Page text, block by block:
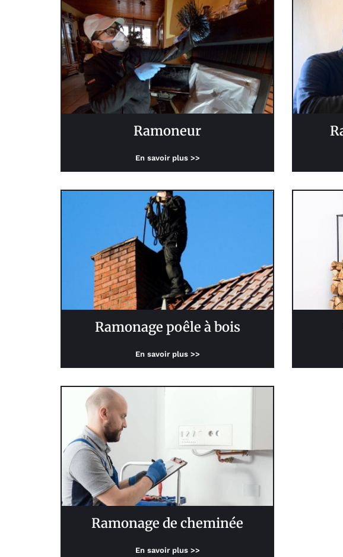
Ramoneur
En savoir plus >>
Ramonage poêle à bois
En savoir plus >>
Ramonage de cheminée
En savoir plus >>